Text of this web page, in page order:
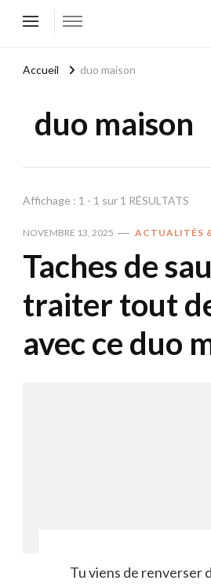
Accueil duo maison
duo maison
Affichage : 1 - 1 sur 1 RÉSULTATS
NOVEMBRE 13, 2025 ACTUALITÉS
Taches de
traiter tout
avec ce duo
Tu viens de renverser